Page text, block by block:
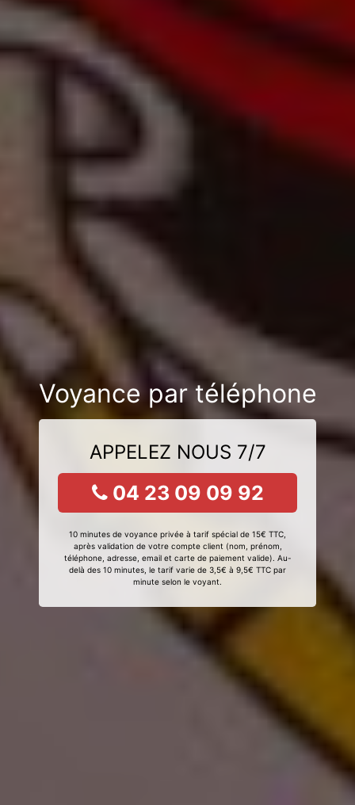
Voyance par téléphone
APPELEZ NOUS 7/7
04 23 09 09 92
10 minutes de voyance privée à tarif spécial de 15€ TTC,
après validation de votre compte client (nom, prénom,
téléphone, adresse, email et carte de paiement valide). Au-
delà des 10 minutes, le tarif varie de 3,5€ à 9,5€ TTC par
minute selon le voyant.